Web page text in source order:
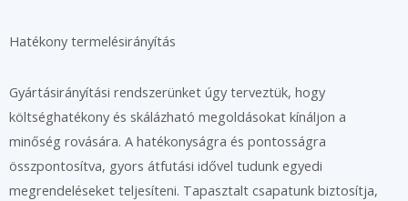
Hatékony termelésirányítás
Gyártásirányítási rendszerünket úgy terveztük, hogy
költséghatékony és skálázható megoldásokat kínáljon a
minőség rovására. A hatékonyságra és pontosságra
összpontosítva, gyors átfutási idővel tudunk egyedi
megrendeléseket teljesíteni. Tapasztalt csapatunk biztosítja,